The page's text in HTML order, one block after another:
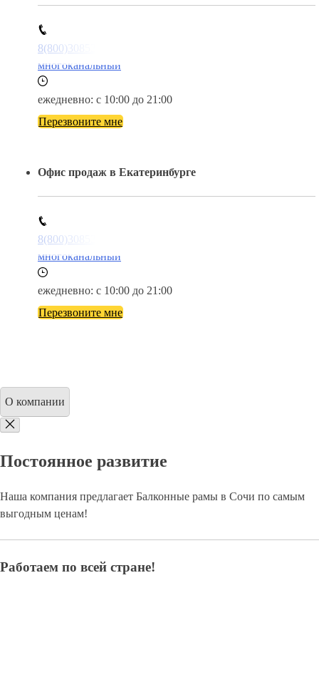
8(800)3085303
многоканальный
ежедневно: с 10:00 до 21:00
Перезвоните мне
Офис продаж в Екатеринбурге
8(800)3085303
многоканальный
ежедневно: с 10:00 до 21:00
Перезвоните мне
О компании
Постоянное развитие
Наша компания предлагает Балконные рамы в Сочи по самым
выгодным ценам!
Работаем по всей стране!